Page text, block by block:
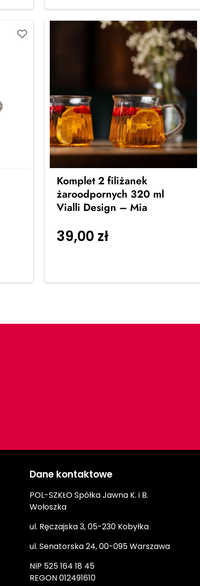
Komplet 2 filiżanek
żaroodpornych 320 ml
Vialli Design – Mia
39,00 zł
Dane kontaktowe
POL-SZKŁO Spółka Jawna K. i B.
Wołoszka
ul. Ręczajska 3, 05-230 Kobyłka
ul. Senatorska 24, 00-095 Warszawa
NIP 525 164 18 45
REGON 012491610